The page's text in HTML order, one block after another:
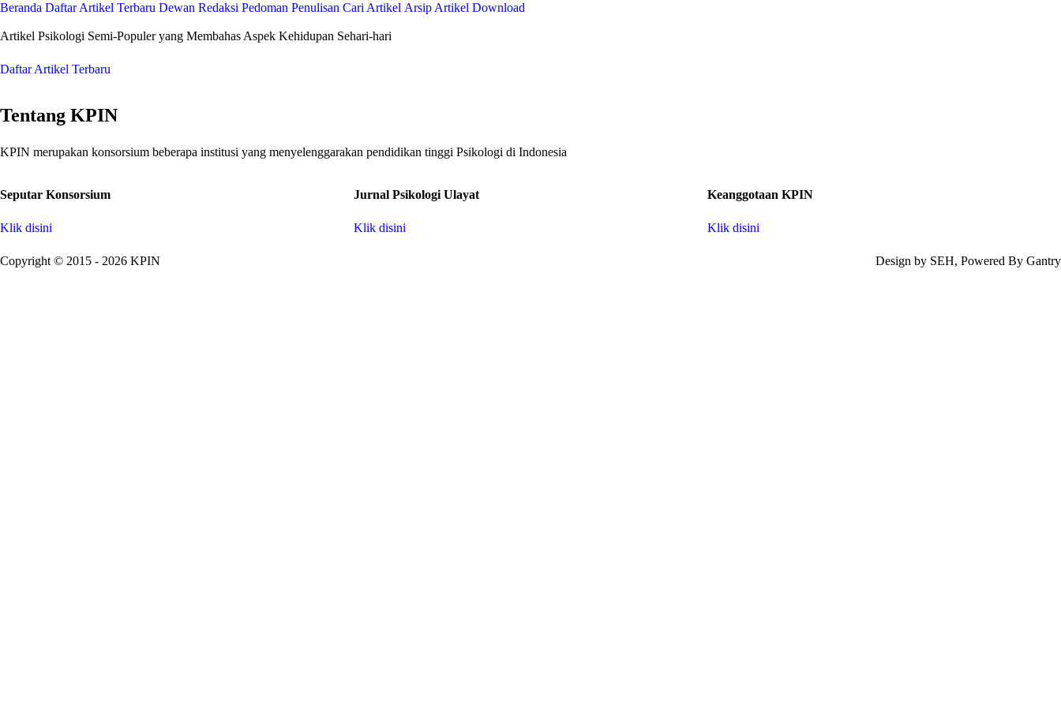
Beranda Daftar Artikel Terbaru Dewan Redaksi Pedoman Penulisan Cari Artikel Arsip Artikel Download
Artikel Psikologi Semi-Populer yang Membahas Aspek Kehidupan Sehari-hari
Daftar Artikel Terbaru
Tentang KPIN
KPIN merupakan konsorsium beberapa institusi yang menyelenggarakan pendidikan tinggi Psikologi di Indonesia
Seputar Konsorsium
Klik disini
Jurnal Psikologi Ulayat
Klik disini
Keanggotaan KPIN
Klik disini
Copyright © 2015 - 2026 KPIN Design by SEH, Powered By Gantry